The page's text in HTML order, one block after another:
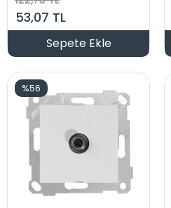
53,07 TL
Sepete Ekle
%56